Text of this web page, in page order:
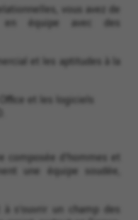
vous avez de
en équipe avec des
et les aptitudes à la
et les logiciels
composée d’hommes et
une équipe soudée,
s’ouvrir un champ des